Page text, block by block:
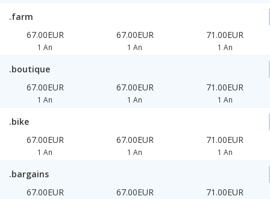
.farm
67.00EUR
1 An
67.00EUR
1 An
71.00EUR
1 An
.boutique
67.00EUR
1 An
67.00EUR
1 An
71.00EUR
1 An
.bike
67.00EUR
1 An
67.00EUR
1 An
71.00EUR
1 An
.bargains
67.00EUR
67.00EUR 71.00EUR